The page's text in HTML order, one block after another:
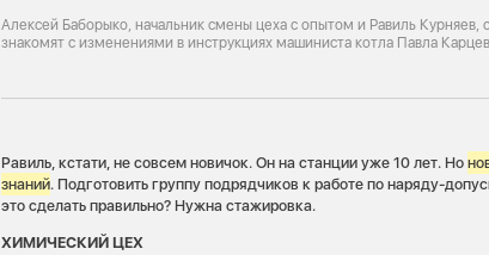
Алексей Баборыко, начальник смены цеха с опытом и Равиль Курняев,
знакомят с изменениями в инструкциях машиниста котла Павла
Равиль, кстати, не совсем новичок. Он на станции уже 10 лет. Но
знаний. Подготовить группу подрядчиков к работе по наряду-
это сделать правильно? Нужна стажировка.
ХИМИЧЕСКИЙ ЦЕХ